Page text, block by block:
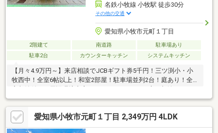
名鉄小牧線 小牧駅 徒歩30分
その他の交通
愛知県小牧市元町１丁目
2階建て 南道路
駐車場あり
駐車2台
カウンターキッチン システムキッチン
【月々4.9万円～】来店相談でJCBギフト券5千円！三ツ渕小・小
牧西中！全室6帖以上！和室2部屋！駐車場並列2台！庭あり！全
ターキッチン！
愛知県小牧市元町１丁目 2,349万円 4LDK